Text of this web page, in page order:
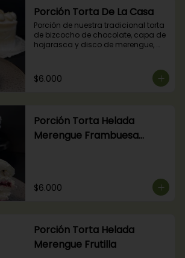
Porción Torta De La Casa
Porción de nuestra tradicional torta
de bizcocho de chocolate, capa de
hojarasca y disco de merengue,
$6.000
Porción Torta Helada
Merengue Frambuesa
$6.000
Porción Torta Helada
Merengue Frutilla